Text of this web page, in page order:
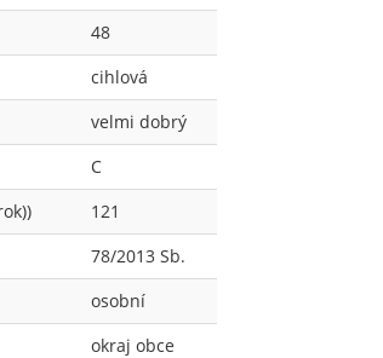
48
cihlová
velmi dobrý
C
121
78/2013 Sb.
osobní
okraj obce